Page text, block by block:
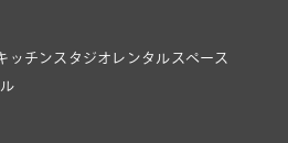
ッチンスタジオ レンタルスペース